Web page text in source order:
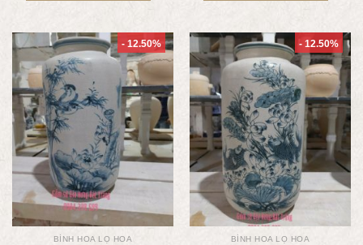
- 12.50%
BÌNH HOA LỌ HOA
- 12.50%
BÌNH HOA LỌ HOA